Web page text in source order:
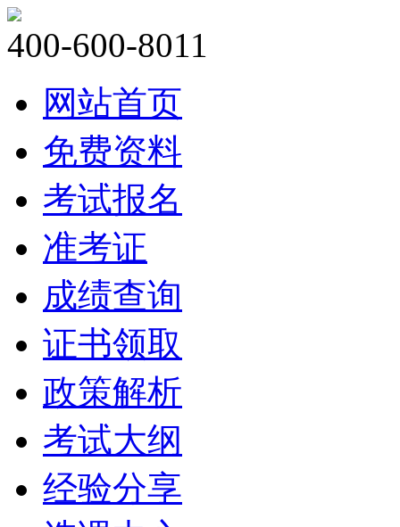
400-600-8011
网站首页
免费资料
考试报名
准考证
成绩查询
证书领取
政策解析
考试大纲
经验分享